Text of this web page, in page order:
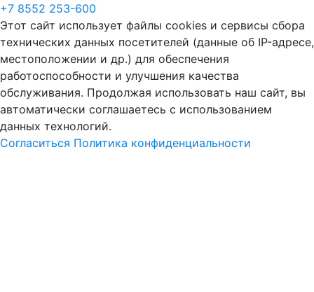
+7 8552 253-600
Этот сайт использует файлы cookies и сервисы сбора
технических данных посетителей (данные об IP-адресе,
местоположении и др.) для обеспечения
работоспособности и улучшения качества
обслуживания. Продолжая использовать наш сайт, вы
автоматически соглашаетесь с использованием
данных технологий.
Согласиться Политика конфиденциальности